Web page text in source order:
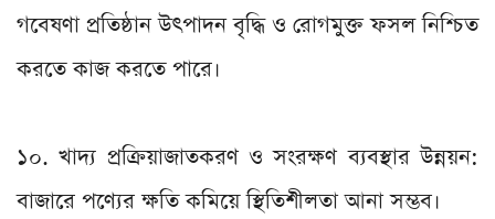
গবেষণা প্রতিষ্ঠান উৎপাদন বৃদ্ধি ও রোগমুক্ত ফসল নিশ্চিত
করতে কাজ করতে পারে।
১০. খাদ্য প্রক্রিয়াজাতকরণ ও সংরক্ষণ ব্যবস্থার উন্নয়ন:
বাজারে পণ্যের ক্ষতি কমিয়ে স্থিতিশীলতা আনা সম্ভব।